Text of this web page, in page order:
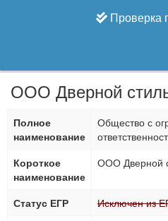
Проверка
ООО Дверной
Полное
наименование
Общество с
Короткое
наименование
ООО Дверной
Статус ЕГР
Исключен из